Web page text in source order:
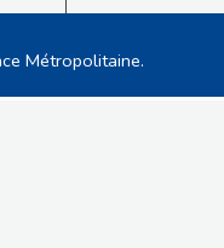
Métropolitaine.